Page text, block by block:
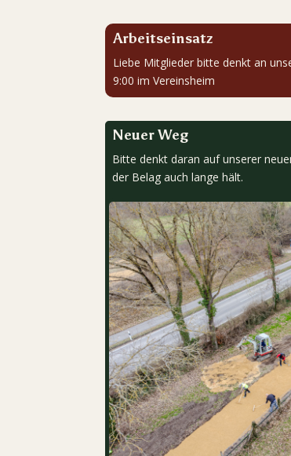
Arbeitseinsatz
Liebe Mitglieder bitte denkt an
9:00 im Vereinsheim
Neuer Weg
Bitte denkt daran auf unserer
der Belag auch lange hält.